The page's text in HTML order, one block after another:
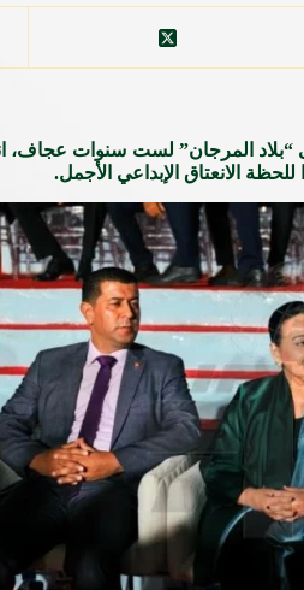
المرجان” لست سنوات عجاف،
الانعتاق الإبداعي الأجمل.